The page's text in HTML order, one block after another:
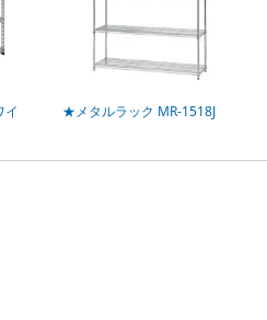
イ
★メタルラック MR-1518J